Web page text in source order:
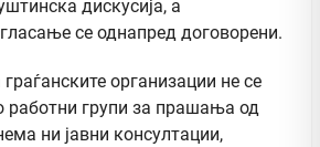
дискусија, а
се однапред договорени.
организации не се
работни групи за прашања од
ни јавни консултации,